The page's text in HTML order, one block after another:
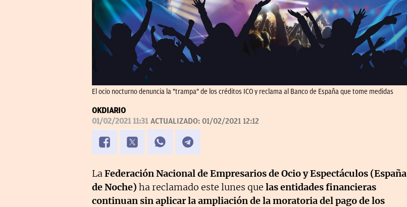
El ocio nocturno denuncia la "trampa" de los créditos ICO y reclama al Banco de España que tome medidas
OKDIARIO
01/02/2021 11:31 ACTUALIZADO: 01/02/2021 12:12
LaFederación Nacional de Empresarios de Ocio y Espectáculos (España
de Noche) ha reclamado este lunes que las entidades financieras
continuan sin aplicar la ampliación de la moratoria del pago de los